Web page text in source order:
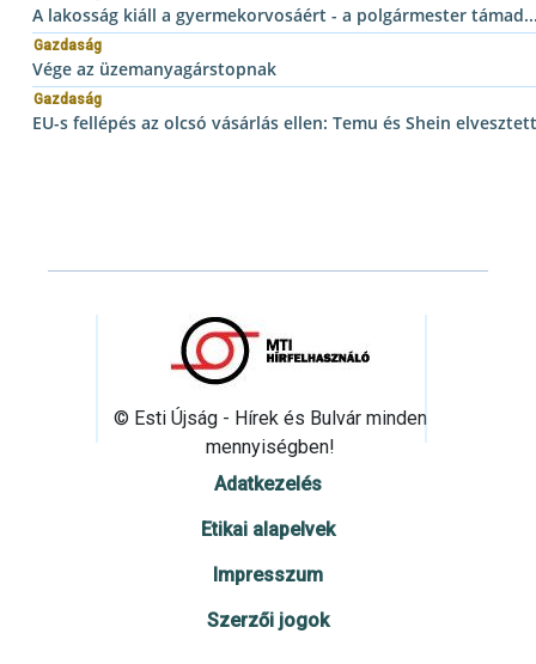
A lakosság kiáll a gyermekorvosáért - a polgármester támad...
Gazdaság
Vége az üzemanyagárstopnak
Gazdaság
EU-s fellépés az olcsó vásárlás ellen: Temu és Shein
© Esti Újság - Hírek és Bulvár minden
mennyiségben!
Adatkezelés
Etikai alapelvek
Impresszum
Szerzői jogok